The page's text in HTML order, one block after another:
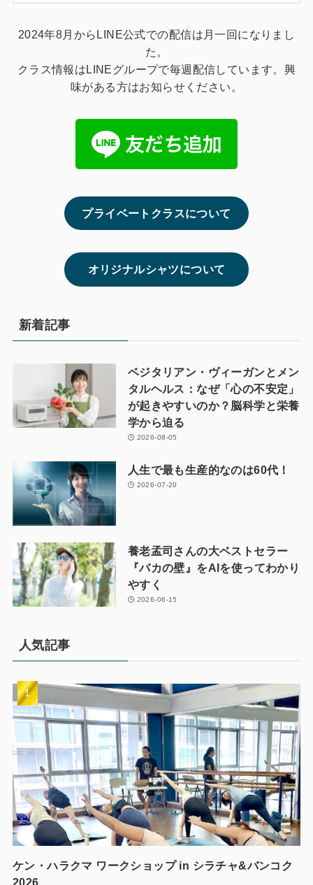
2024年8月からLINE公式での配信は月一回になりまし
た。
クラス情報はLINEグループで毎週配信しています。興
味がある方はお知らせください。
プライベートクラスについて
オリジナルシャツについて
新着記事
ベジタリアン・ヴィーガンとメン
タルヘルス：なぜ「心の不安定」
が起きやすいのか？脳科学と栄養
学から迫る
2026-08-05
人生で最も生産的なのは60代！
2026-07-20
養老孟司さんの大ベストセラー
『バカの壁』をAIを使ってわかり
やすく
2026-06-15
人気記事
ケン・ハラクマ ワークショップ in シラチャ&バンコク